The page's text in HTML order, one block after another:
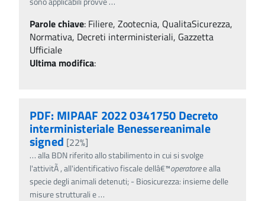
Parole chiave: Filiere, Zootecnia, QualitaSicurezza,
Normativa, Decreti interministeriali, Gazzetta
Ufficiale
Ultima modifica:
PDF: MIPAAF 2022 0341750 Decreto
interministeriale Benessereanimale
signed [22%]
…alla BDN riferito allo stabilimento in cui si svolge
l'attivitÃ , all'identificativo fiscale dellâ€™operatoree alla
specie degli animali detenuti; - Biosicurezza: insieme delle
misure strutturali e…